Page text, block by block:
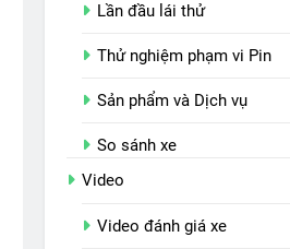
Lần đầu lái thử
Thử nghiệm phạm vi Pin
Sản phẩm và Dịch vụ
So sánh xe
Video
Video đánh giá xe